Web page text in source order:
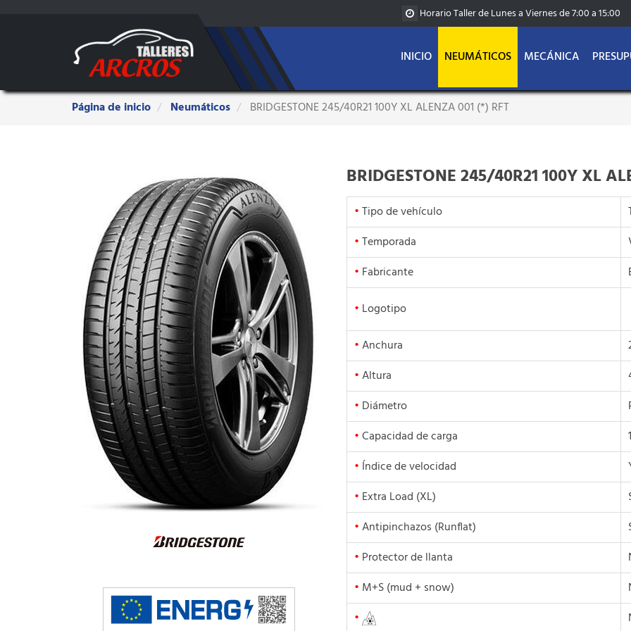
Horario Taller de Lunes a Viernes de 7:00 a 15:00
INICIO NEUMÁTICOS MECÁNICA
Estas
aquí:
Página de inicio Neumáticos BRIDGESTONE 245/40R21 100Y XL ALENZA 001 (*) RFT
BRIDGESTONE 245/40R21 100Y XL
•Tipo de vehículo
•Temporada
• Fabricante
• Logotipo
•Anchura
•Altura
• Diámetro
•Capacidad de carga
• Índice de velocidad
• Extra Load (XL)
•Antipinchazos (Runflat)
• Protector de llanta
• M+S (mud + snow)
•